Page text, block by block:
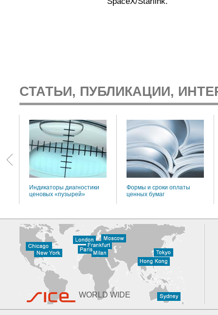
СТАТЬИ, ПУБЛИКАЦИИ,
Индикаторы диагностики
ценовых «пузырей»
Формы и сроки оплаты
ценных бумаг
WORLD WIDE